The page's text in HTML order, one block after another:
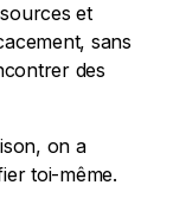
et
sans
des
on a
toi-même.